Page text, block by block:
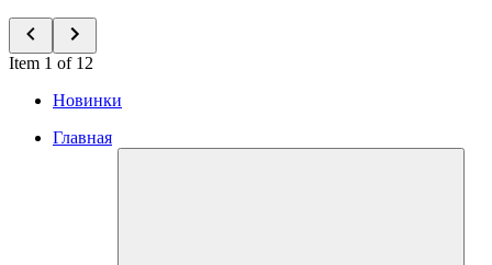
Item 1 of 12
Новинки
Главная